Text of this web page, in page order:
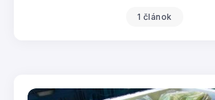
1 článok